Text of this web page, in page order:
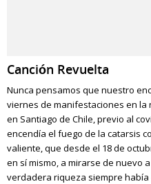
Canción Revuelta
Nunca pensamos que nuestro
viernes de manifestaciones en la
en Santiago de Chile, previo al
encendía el fuego de la catarsis
valiente, que desde el 18 de
en sí mismo, a mirarse de nuevo
verdadera riqueza siempre